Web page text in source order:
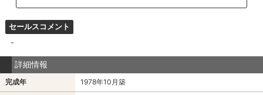
セールスコメント
-
詳細情報
完成年 1978年10月築